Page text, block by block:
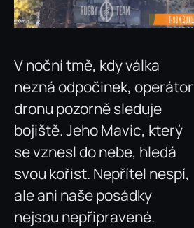
V noční tmě, kdy válka
nezná odpočinek, operátor
dronu pozorně sleduje
bojiště. Jeho Mavic, který
se vznesl do nebe, hledá
svou kořist. Nepřítel nespí,
ale ani naše posádky
nejsou nepřipravené.